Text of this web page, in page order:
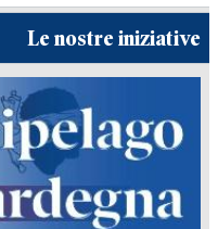
Le nostre iniziative